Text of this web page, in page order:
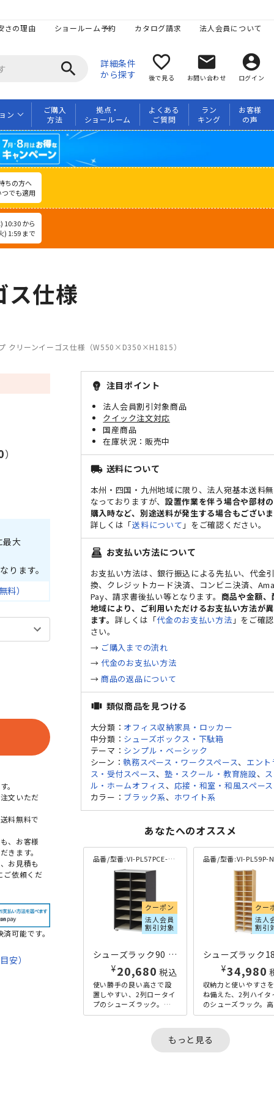
さの理由 ショールーム予約 カタログ請求 法人会員について
search
詳細条件
から探す
favorite_border
後で見る
mail
お問い合わせ
account_circle
ログイン
ン
ご購入
方法
拠点・
ショールーム
よくある
ご質問
ラン
キング
お客様
の声
ちの方へ
でも適用
10:30 から
) 1:59 まで
ス仕様
クリーンイーゴス仕様（W550×D350×H1815）
）
最大
ります。
料）
。
文いただ
料無料で
、お客様
きます。
お見積も
ご依頼くだ
可能です。
安）
emoji_objects 注目ポイント
法人会員割引対象商品
クイック注文対応
国産商品
販売中
local_shipping 送料について
本州・四国・九州地域に限り、法人宛基本送料
なっておりますが、 設置作業を伴う場合や部材
購入時など、別途送料が発生する場合もござい
詳しくは「送料について 」をご確認ください。
point_of_sale お支払い方法について
お支払い方法は、銀行振込による先払い、代金
換、クレジットカード決済、コンビニ決済、
Pay、請求書後払い等となります。 商品や金額、
地域により、ご利用いただけるお支払い方法が
ます。 詳しくは「代金のお支払い方法 」をご確
さい。
→ ご購入までの流れ
→代金のお支払い方法
→ 商品の返品について
view_carousel 類似商品を見つける
大分類： オフィス収納家具・ロッカー
中分類： シューズボックス・下駄箱
テーマ： シンプル・ベーシック
シーン：執務スペース・ワークスペース、 エント
ス・受付スペース、 塾・スクール・教育施設、
ル・ホームオフィス 、 応接・和室・和風スペース
カラー： ブラック系、 ホワイト系
あなたへのオススメ
品番/型番:VI-PL57PCE-BK
クーポン
法人会員
割引対象
シューズラック90 2列 ロータイプ クリーンイーゴス仕様 W550×D350×H930 ブラック
¥20,680 税込
使い勝手の良い高さで設
置しやすい、2列ロータイ
プのシューズラック。幅
550mmのコンパクト設計
しながらすっきり収納で
品番/型番:VI-PL59P-
クー
法人
割引
¥34,980
収納力と使いやすさ
ね備えた、2列ハイタ
のシューズラック。
1815mmの縦型構造
率よく収納可能です
リ...
もっと見る